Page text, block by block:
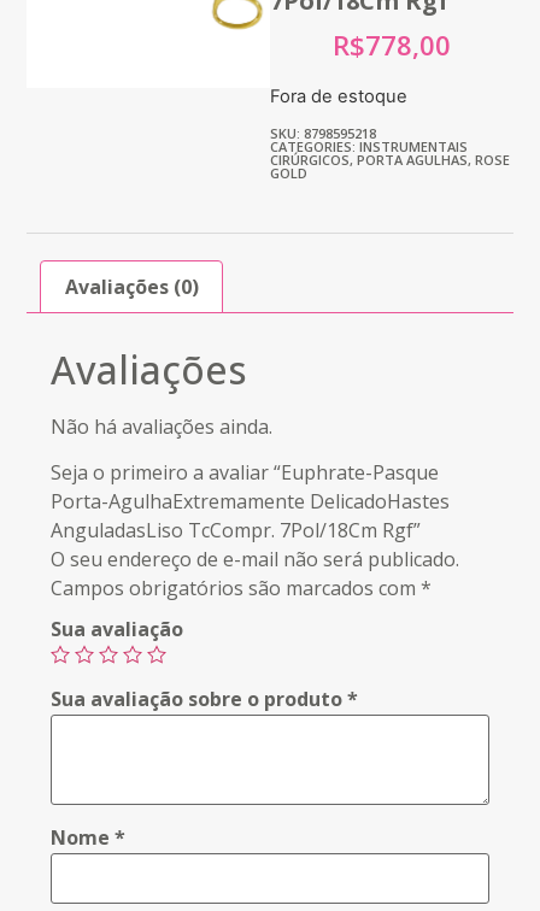
R$778,00
Fora de estoque
SKU: 8798595218
CATEGORIES: INSTRUMENTAIS
CIRÚRGICOS, PORTA AGULHAS, ROSE
GOLD
Avaliações (0)
Avaliações
Não há avaliações ainda.
Seja o primeiro a avaliar “Euphrate-Pasque
Porta-AgulhaExtremamente DelicadoHastes
AnguladasLiso TcCompr. 7Pol/18Cm Rgf”
O seu endereço de e-mail não será publicado.
Campos obrigatórios são marcados com*
Sua avaliação
Sua avaliação sobre o produto*
Nome*